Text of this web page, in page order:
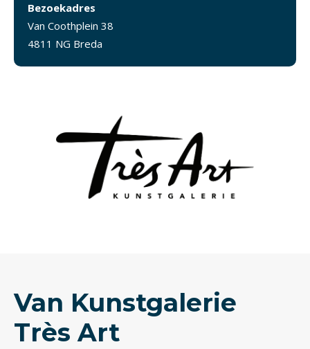
Bezoekadres
Van Coothplein 38
4811 NG Breda
Van Kunstgalerie
Très Art